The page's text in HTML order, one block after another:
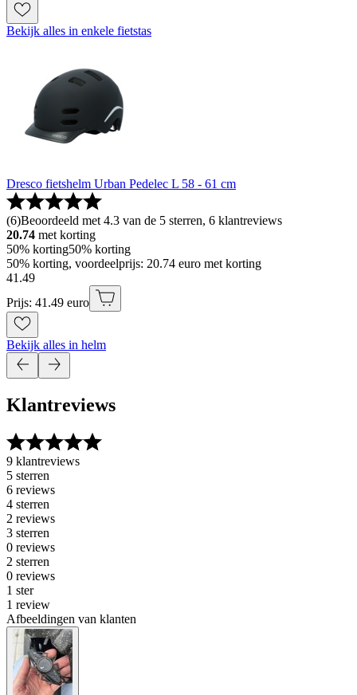
Bekijk alles in enkele fietstas
Dresco fietshelm Urban Pedelec L 58 - 61 cm
(6)Beoordeeld met 4.3 van de 5 sterren, 6 klantreviews
20.74 met korting
50% korting50% korting
50% korting, voordeelprijs: 20.74 euro met korting
41 .49
Prijs: 41.49 euro
Bekijk alles in helm
Klantreviews
9 klantreviews
5 sterren
6 reviews
4 sterren
2 reviews
3 sterren
0 reviews
2 sterren
0 reviews
1 ster
1 review
Afbeeldingen van klanten